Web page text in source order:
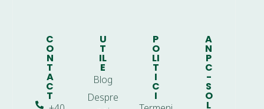
C
O
N
T
A
C
T
U
T
IL
E
Blog
Despre
P
O
LI
T
I
C
I
A
N
P
C
-
S
O
L